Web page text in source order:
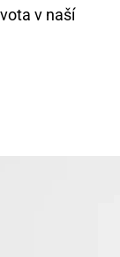
v naší